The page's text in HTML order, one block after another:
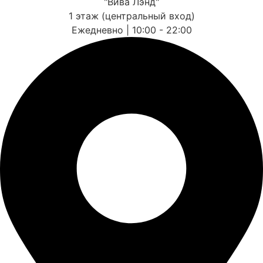
1 этаж (центральный вход)
Ежедневно | 10:00 - 22:00